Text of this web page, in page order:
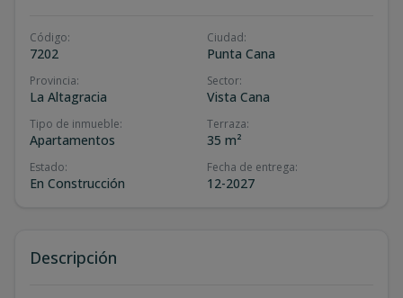
Código:
7202
Ciudad:
Punta Cana
Provincia:
La Altagracia
Sector:
Vista Cana
Tipo de inmueble:
Apartamentos
Terraza:
35 m²
Estado:
En Construcción
Fecha de entrega:
12-2027
Descripción